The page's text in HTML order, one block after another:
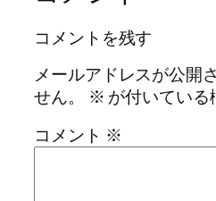
コメントを残す
メールアドレスが公開
せん。
※ が付いている
コメント ※